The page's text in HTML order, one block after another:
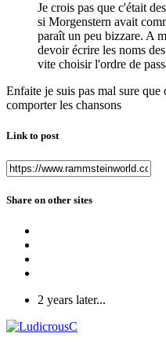
Je crois pas que c'était
si Morgenstern avait
paraît un peu bizzare. A
devoir écrire les noms
vite choisir l'ordre de
Enfaite je suis pas mal sure que
comporter les chansons
Link to post
Share on other sites
2 years later...